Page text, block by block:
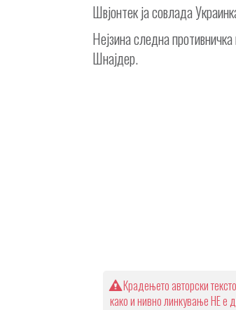
Швјонтек ја совлада
Нејзина следна
Шнајдер.
Крадењето авторски
како и нивно линкување НЕ е